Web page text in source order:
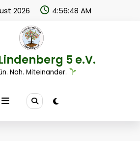
2026 4:56:48 AM
5 e.V.
Nah. Miteinander.